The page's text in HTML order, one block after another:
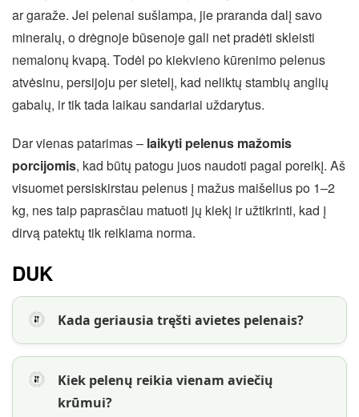
ar garaže. Jei pelenai sušlampa, jie praranda dalį savo
mineralų, o drėgnoje būsenoje gali net pradėti skleisti
nemalonų kvapą. Todėl po kiekvieno kūrenimo pelenus
atvėsinu, persijoju per sietelį, kad neliktų stambių anglių
gabalų, ir tik tada laikau sandariai uždarytus.
Dar vienas patarimas – laikyti pelenus mažomis
porcijomis, kad būtų patogu juos naudoti pagal poreikį. Aš
visuomet persiskirstau pelenus į mažus maišelius po 1–2
kg, nes taip paprasčiau matuoti jų kiekį ir užtikrinti, kad į
dirvą patektų tik reikiama norma.
DUK
Kada geriausia tręšti avietes pelenais?
Kiek pelenų reikia vienam aviečių
krūmui?